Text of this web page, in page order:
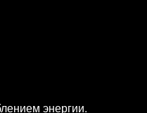
энергии.